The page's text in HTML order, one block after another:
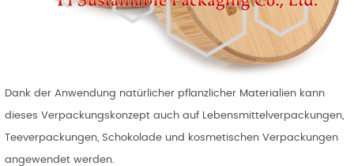
Dank der Anwendung natürlicher pflanzlicher Materialien kann
dieses Verpackungskonzept auch auf Lebensmittelverpackungen,
Teeverpackungen, Schokolade und kosmetischen Verpackungen
angewendet werden.